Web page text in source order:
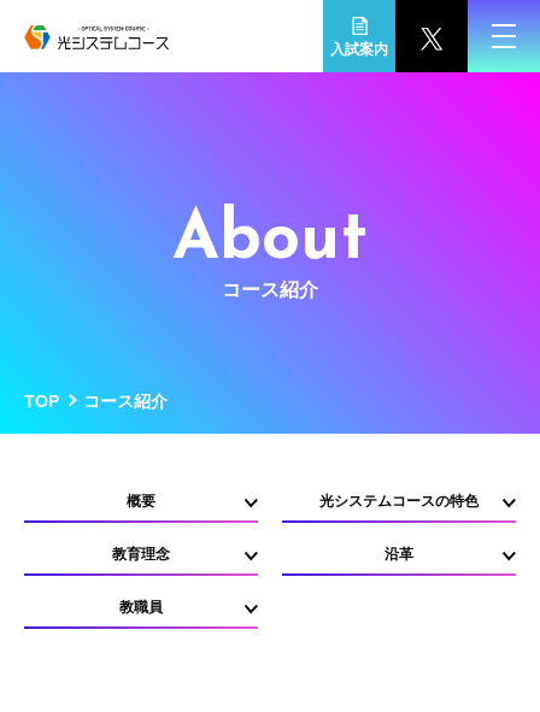
入試案内
About
コース紹介
TOP コース紹介
概要 光システムコースの特色
教育理念 沿革
教職員